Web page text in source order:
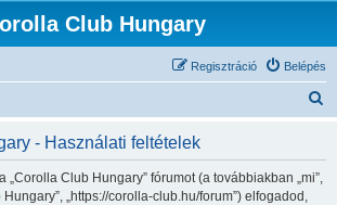
Club Hungary
Belépés
Regisztráció
- Használati feltételek
„Corolla Club Hungary” fórumot (a továbbiakban „mi”,
Hungary”, „https://corolla-club.hu/forum”) elfogadod,